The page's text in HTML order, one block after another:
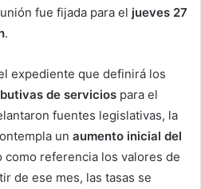
fue fijada para el jueves 27
.
expediente que definirá los
de servicios para el
fuentes legislativas, la
un aumento inicial del
como referencia los valores de
de ese mes, las tasas se